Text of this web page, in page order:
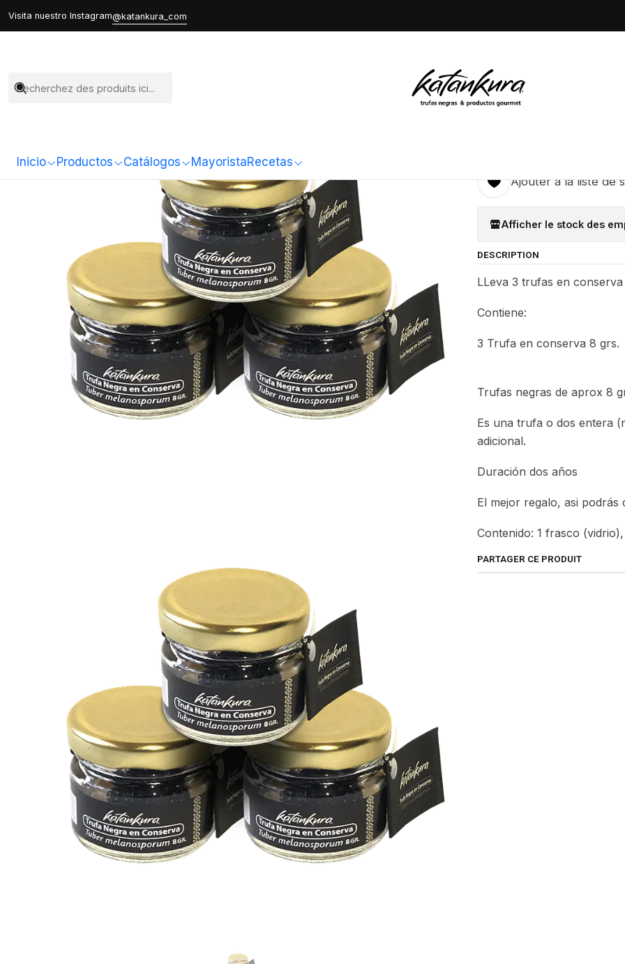
Inicio Productos Catálogos MayoristaRecetas
Visita nuestro Instagram@katankura_com
3 Trufa
Ajouter à la liste de
Afficher le stock des
DESCRIPTION
LLeva 3 trufas en
Contiene:
3 Trufa en conserva 8 grs.
Trufas negras de aprox 8
Es una trufa o dos entera
adicional.
Duración dos años
El mejor regalo, asi
Contenido: 1 frasco
PARTAGER CE PRODUIT